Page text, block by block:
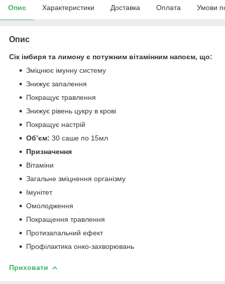
Опис Характеристики Доставка Оплата Умови
Опис
Сік імбиря та лимону є потужним вітамінним напоєм, що:
Зміцнює імунну систему
Знижує запалення
Покращує травлення
Знижує рівень цукру в крові
Покращує настрій
Обʼєм: 30 саше по 15мл
Призначення
Вітаміни
Загальне зміцнення організму
Імунітет
Омолодження
Покращення травлення
Протизапальний ефект
Профілактика онко-захворювань
Приховати